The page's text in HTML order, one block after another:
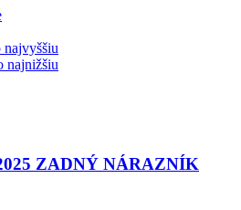
najvyššiu
najnižšiu
ZADNÝ NÁRAZNÍK